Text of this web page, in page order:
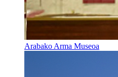
Arabako Arma Museoa